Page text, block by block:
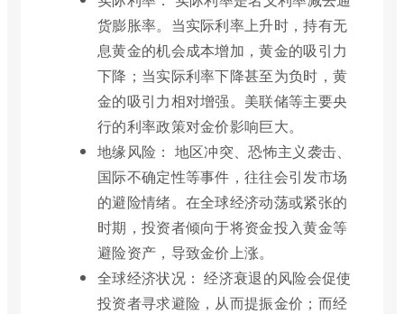
货膨胀率。当实际利率上升时，持有无
息黄金的机会成本增加，黄金的吸引力
下降；当实际利率下降甚至为负时，黄
金的吸引力相对增强。美联储等主要央
行的利率政策对金价影响巨大。
地缘风险： 地区冲突、恐怖主义袭击、
国际不确定性等事件，往往会引发市场
的避险情绪。在全球经济动荡或紧张的
时期，投资者倾向于将资金投入黄金等
避险资产，导致金价上涨。
全球经济状况： 经济衰退的风险会促使
投资者寻求避险，从而提振金价；而经